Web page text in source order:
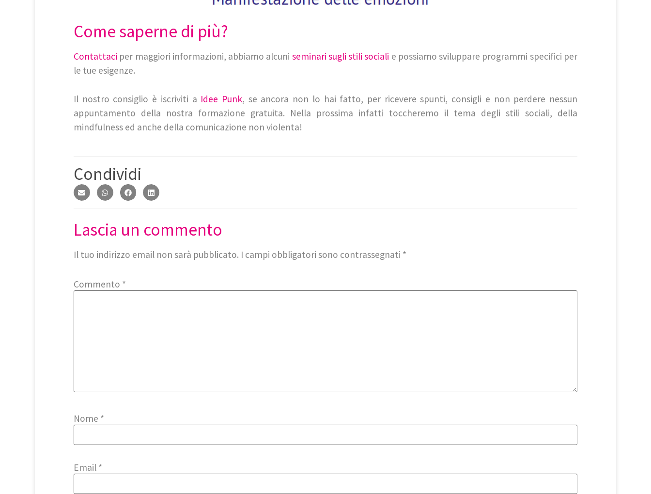
Come saperne di più?
Contattaci per maggiori informazioni, abbiamo alcuni seminari sugli stili sociali e possiamo sviluppare programmi specifici per
le tue esigenze.
Il nostro consiglio è iscriviti a Idee Punk, se ancora non lo hai fatto, per ricevere spunti, consigli e non perdere nessun
appuntamento della nostra formazione gratuita. Nella prossima infatti toccheremo il tema degli stili sociali, della
mindfulness ed anche della comunicazione non violenta!
Condividi
Lascia un commento
Il tuo indirizzo email non sarà pubblicato. I campi obbligatori sono contrassegnati *
Commento *
Nome *
Email *